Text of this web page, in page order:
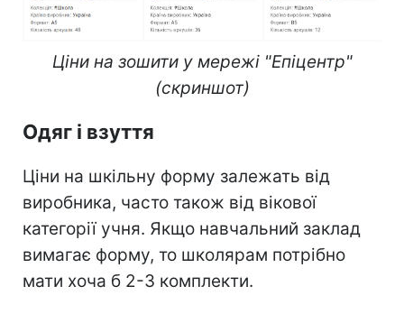
Ціни на зошити у мережі "Епіцентр"
(скриншот)
Одяг і взуття
Ціни на шкільну форму залежать від
виробника, часто також від вікової
категорії учня. Якщо навчальний заклад
вимагає форму, то школярам потрібно
мати хоча б 2-3 комплекти.